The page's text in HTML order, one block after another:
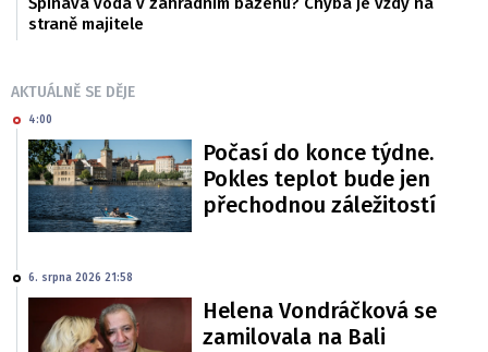
straně majitele
AKTUÁLNĚ SE DĚJE
4:00
Počasí do konce týdne.
Pokles teplot bude jen
přechodnou záležitostí
6. srpna 2026 21:58
Helena Vondráčková se
zamilovala na Bali